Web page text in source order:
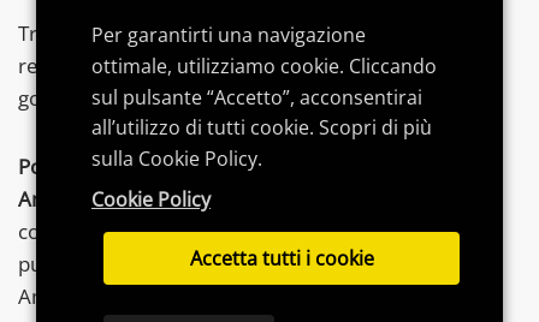
Troverai articoli su tecnologia,videogames
recensioni, consigli di acquisto eguidededicate per
goderti al meglio le tuepassioni.
Postword.itpartecipa al Programma Affiliazione
AmazonEU, un programma di affiliazione che
consente ai siti di percepire una commissione
pubblicitaria pubblicizzando e fornendo link al sito
Amazon.it.
Per garantirti una navigazione
ottimale, utilizziamo cookie. Cliccando
sul pulsante “Accetto”, acconsentirai
all’utilizzo di tutti cookie. Scopri di più
sulla Cookie Policy.
Cookie Policy
Accetta tutti i cookie